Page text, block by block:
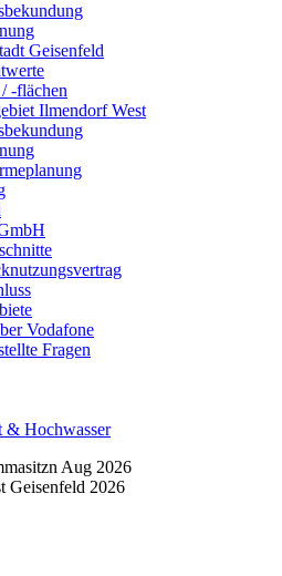
Geisenfeld
-flächen
Ilmendorf West
Vodafone
Fragen
& Hochwasser